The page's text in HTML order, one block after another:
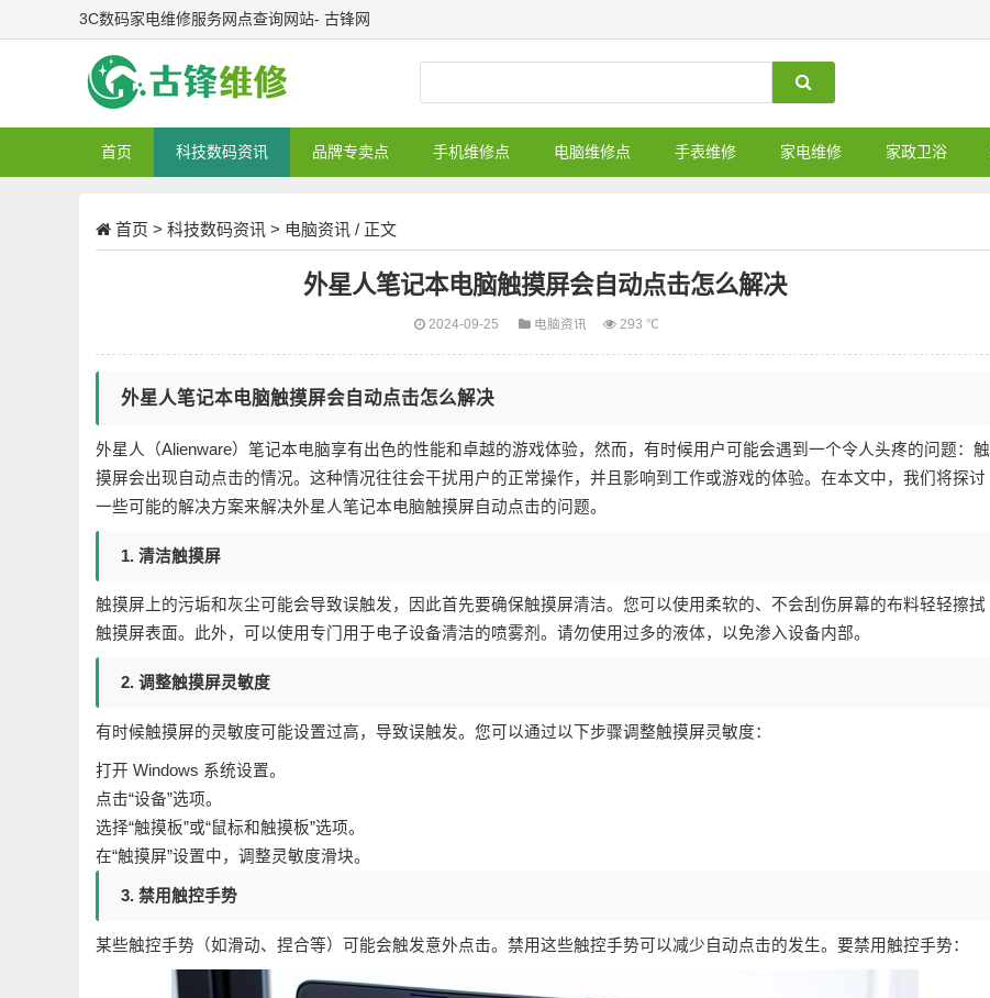
3C数码家电维修服务网点查询网站- 古锋网
首页 科技数码资讯 品牌专卖点 手机维修点 电脑维修点 手表维修 家电维修 家政卫浴
首页 > 科技数码资讯 > 电脑资讯 / 正文
外星人笔记本电脑触摸屏会自动点击怎么解决
2024-09-25 电脑资讯 293 ℃
外星人笔记本电脑触摸屏会自动点击怎么解决
外星人（Alienware）笔记本电脑享有出色的性能和卓越的游戏体验，然而，有时候用户可能会遇到一个令人头疼的问题：触
摸屏会出现自动点击的情况。这种情况往往会干扰用户的正常操作，并且影响到工作或游戏的体验。在本文中，我们将探讨
一些可能的解决方案来解决外星人笔记本电脑触摸屏自动点击的问题。
1. 清洁触摸屏
触摸屏上的污垢和灰尘可能会导致误触发，因此首先要确保触摸屏清洁。您可以使用柔软的、不会刮伤屏幕的布料轻轻擦拭
触摸屏表面。此外，可以使用专门用于电子设备清洁的喷雾剂。请勿使用过多的液体，以免渗入设备内部。
2. 调整触摸屏灵敏度
有时候触摸屏的灵敏度可能设置过高，导致误触发。您可以通过以下步骤调整触摸屏灵敏度：
打开 Windows 系统设置。
点击“设备”选项。
选择“触摸板”或“鼠标和触摸板”选项。
在“触摸屏”设置中，调整灵敏度滑块。
3. 禁用触控手势
某些触控手势（如滑动、捏合等）可能会触发意外点击。禁用这些触控手势可以减少自动点击的发生。要禁用触控手势：